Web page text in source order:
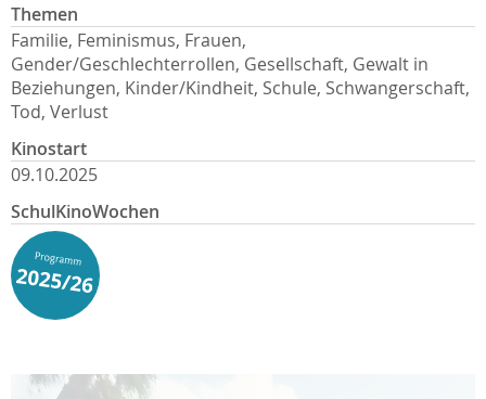
Themen
Familie, Feminismus, Frauen,
Gender/Geschlechterrollen, Gesellschaft, Gewalt in
Beziehungen, Kinder/Kindheit, Schule, Schwangerschaft,
Tod, Verlust
Kinostart
09.10.2025
SchulKinoWochen